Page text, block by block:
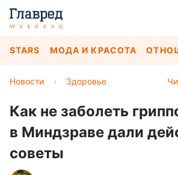
STARS МОДА И КРАСОТА
Новости › Здоровье
Как не заболеть
в Миндзраве дали
советы